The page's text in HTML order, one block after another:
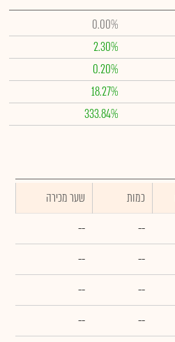
0.00%
2.30%
0.20%
18.27%
333.84%
כמות
שער מכירה
--
--
--
--
--
--
--
--